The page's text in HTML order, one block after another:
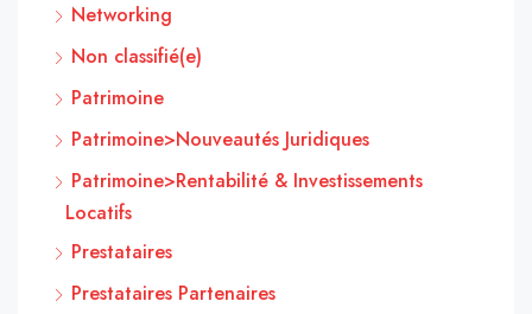
Networking
Non classifié(e)
Patrimoine
Patrimoine>Nouveautés Juridiques
Patrimoine>Rentabilité & Investissements
Locatifs
Prestataires
Prestataires Partenaires